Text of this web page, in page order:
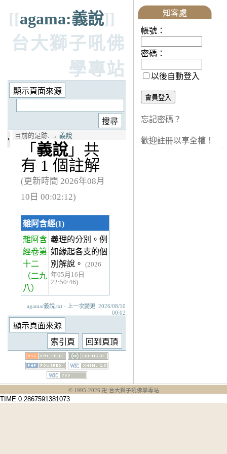
[[agama:義說]]
台大獅子吼佛
學專站
目前的足跡: → 義說
「 義說」共
有 1 個註解
(更新時間 2026年08月
10日 00:02:12)
雜阿含經(1)
雜阿含
經卷第
十二
（二九
八）
義理的分別。例
如緣起各支的個
別解說。
(2026
年05月16日
22:50:46)
agama/義說.txt · 上一次變更: 2026/08/10
00:02
知客處
帳號：
密碼：
以後自動登入
忘記密碼？
歡迎註冊以享全權！
© 1995-2026 卍 台大獅子吼佛學專站
TIME:0.2867591381073